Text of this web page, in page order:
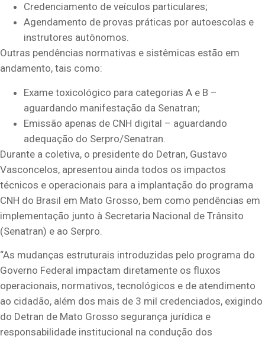
Credenciamento de veículos particulares;
Agendamento de provas práticas por autoescolas e
instrutores autônomos.
Outras pendências normativas e sistêmicas estão em
andamento, tais como:
Exame toxicológico para categorias A e B –
aguardando manifestação da Senatran;
Emissão apenas de CNH digital – aguardando
adequação do Serpro/Senatran.
Durante a coletiva, o presidente do Detran, Gustavo
Vasconcelos, apresentou ainda todos os impactos
técnicos e operacionais para a implantação do programa
CNH do Brasil em Mato Grosso, bem como pendências em
implementação junto à Secretaria Nacional de Trânsito
(Senatran) e ao Serpro.
“As mudanças estruturais introduzidas pelo programa do
Governo Federal impactam diretamente os fluxos
operacionais, normativos, tecnológicos e de atendimento
ao cidadão, além dos mais de 3 mil credenciados, exigindo
do Detran de Mato Grosso segurança jurídica e
responsabilidade institucional na condução dos